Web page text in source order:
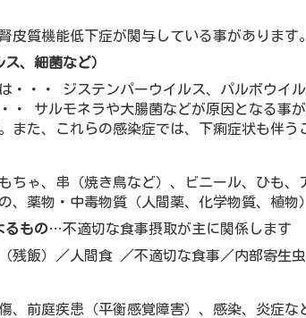
皮質機能低下症が関与している事があります。
、細菌など）
・・・ ジステンパーウイルス、パルボウイ
・ サルモネラや大腸菌などが原因となる事
また、これらの感染症では、下痢症状も伴う
ちゃ、串（焼き鳥など）、ビニール、ひも
、薬物・中毒物質（人間薬、化学物質、植物
るもの…不適切な食事摂取が主に関係します
残飯）／人間食 ／不適切な食事／内部寄生
、前庭疾患（平衡感覚障害）、感染、炎症な